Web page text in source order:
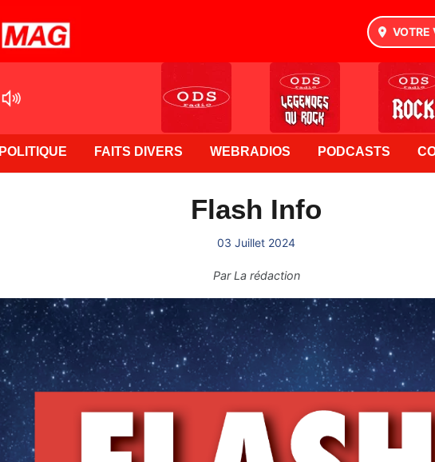
VOTRE
POLITIQUE FAITS DIVERS WEBRADIOS PODCASTS
Flash Info
03 Juillet 2024
ParLa rédaction